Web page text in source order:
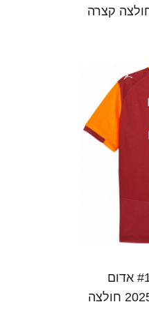
ילדים דריס מרטנס #10 אדום
כתום ג'רזי ביתית 2025/26 חולצה